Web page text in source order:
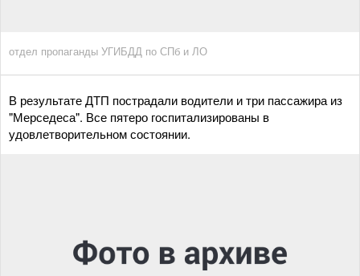
отдел пропаганды УГИБДД по СПб и ЛО
В результате ДТП пострадали водители и три пассажира из
"Мерседеса". Все пятеро госпитализированы в
удовлетворительном состоянии.